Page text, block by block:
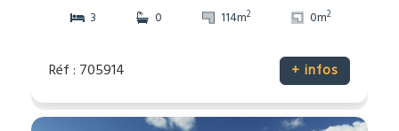
3
0 114m2 0m2
Réf : 705914 + infos